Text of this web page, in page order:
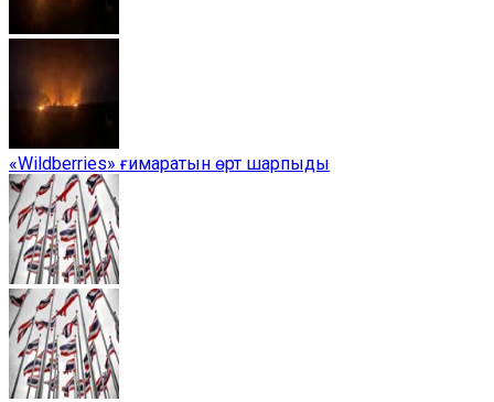
«Wildberries» ғимаратын өрт шарпыды